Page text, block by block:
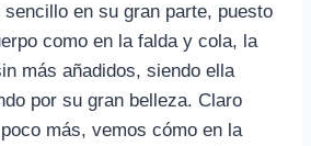
sencillo en su gran parte, puesto
como en la falda y cola, la
más añadidos, siendo ella
por su gran belleza. Claro
más, vemos cómo en la